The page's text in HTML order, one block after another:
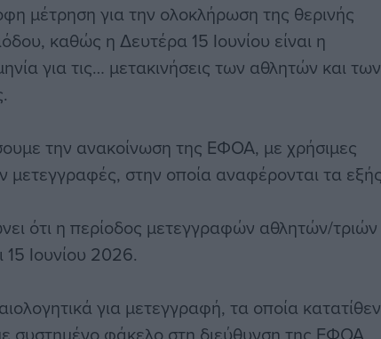
μέτρηση για την ολοκλήρωση της θερινής
καθώς η Δευτέρα 15 Ιουνίου είναι η
για τις… μετακινήσεις των αθλητών και των
την ανακοίνωση της ΕΦΟΑ, με χρήσιμες
μετεγγραφές, στην οποία αναφέρονται τα
ότι η περίοδος μετεγγραφών αθλητών/τριών
15 Ιουνίου 2026.
για μετεγγραφή, τα οποία